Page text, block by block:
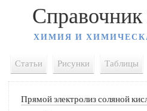
Справочник
ХИМИЯ И
Статьи Рисунки Таблицы
Прямой электролиз соляной